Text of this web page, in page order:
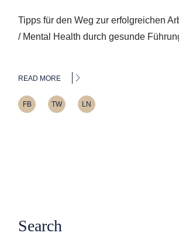
Tipps für den Weg zur erfolgreichen
/ Mental Health durch gesunde
READ MORE
FB TW LN
Search